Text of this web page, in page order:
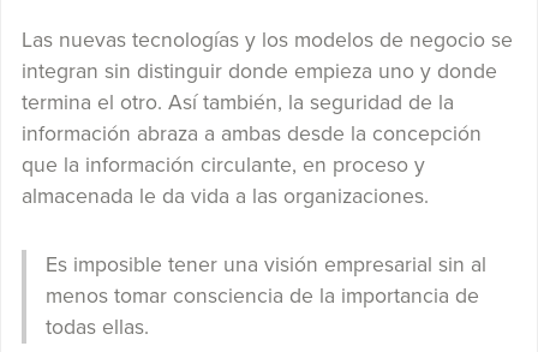
Las nuevas tecnologías y los modelos de negocio se
integran sin distinguir donde empieza uno y donde
termina el otro. Así también, la seguridad de la
información abraza a ambas desde la concepción
que la información circulante, en proceso y
almacenada le da vida a las organizaciones.
Es imposible tener una visión empresarial sin al
menos tomar consciencia de la importancia de
todas ellas.